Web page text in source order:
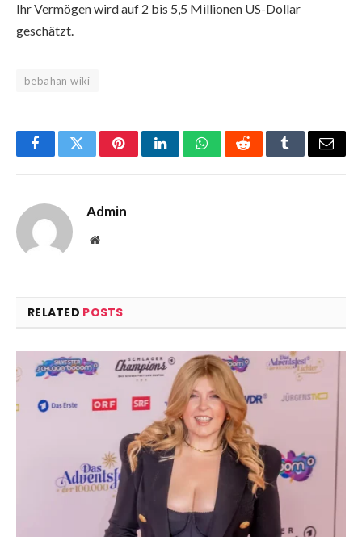
Ihr Vermögen wird auf 2 bis 5,5 Millionen US-Dollar
geschätzt.
bebahan wiki
FacebookTwitterPinterestLinkedInWhatsAppRedditTumblrEmail
Admin
Website
RELATED POSTS